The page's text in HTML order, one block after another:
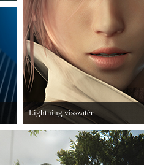
Lightning visszatér
Megjött a Lightning Returns:
Fantasy XIII című játék első